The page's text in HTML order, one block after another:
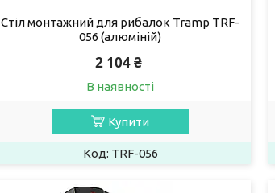
Стіл монтажний для рибалок Tramp TRF-
056 (алюміній)
2 104 ₴
В наявності
Купити
TRF-056